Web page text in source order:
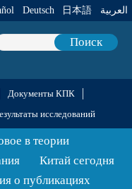
Deutsch 日本語 العربية
Поиск
Документы КПК
исследований
в теории
Китай сегодня
о публикациях